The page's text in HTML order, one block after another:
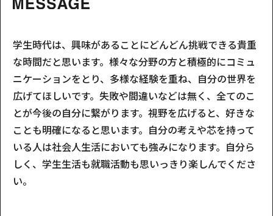
学生時代は、興味があることにどんどん挑戦できる貴重
な時間だと思います。様々な分野の方と積極的にコミュ
ニケーションをとり、多様な経験を重ね、自分の世界を
広げてほしいです。失敗や間違いなどは無く、全てのこ
とが今後の自分に繋がります。視野を広げると、好きな
ことも明確になると思います。自分の考えや芯を持って
いる人は社会人生活においても強みになります。自分ら
しく、学生生活も就職活動も思いっきり楽しんでくださ
い。